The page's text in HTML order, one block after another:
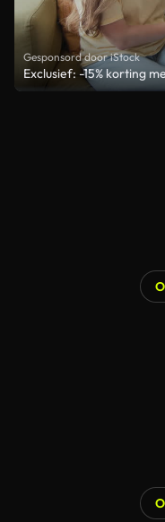
Gesponsord door iStock
Exclusief: -15% korting